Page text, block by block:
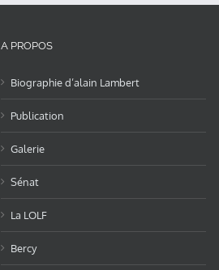
A PROPOS
Biographie d’alain Lambert
Publication
Galerie
Sénat
La LOLF
Bercy